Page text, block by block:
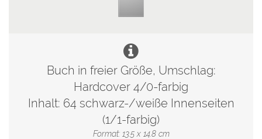
Buch in freier Größe, Umschlag:
Hardcover 4/0-farbig
Inhalt: 64 schwarz-/weiße Innenseiten
(1/1-farbig)
Format: 13.5 x 14.8 cm